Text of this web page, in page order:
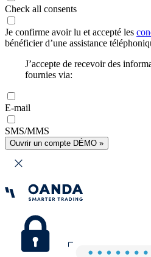
Check all consents
Je confirme avoir lu et accepté les
bénéficier d’une assistance
J’accepte de recevoir des
fournies via:
E-mail
SMS/MMS
Ouvrir un compte DÉMO »